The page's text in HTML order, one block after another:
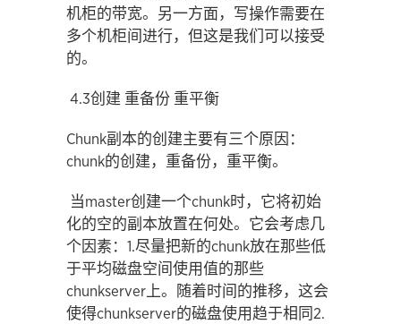
机柜的带宽。另一方面，写操作需要在
多个机柜间进行，但这是我们可以接受
的。
4.3创建 重备份 重平衡
Chunk副本的创建主要有三个原因：
chunk的创建，重备份，重平衡。
当master创建一个chunk时，它将初始
化的空的副本放置在何处。它会考虑几
个因素：1.尽量把新的chunk放在那些低
于平均磁盘空间使用值的那些
chunkserver上。随着时间的推移，这会
使得chunkserver的磁盘使用趋于相同2.